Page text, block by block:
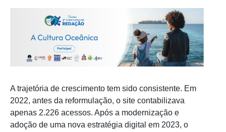
A trajetória de crescimento tem sido consistente. Em
2022, antes da reformulação, o site contabilizava
apenas 2.226 acessos. Após a modernização e
adoção de uma nova estratégia digital em 2023, o